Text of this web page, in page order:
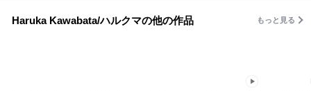
Haruka Kawabata/ハルクマの他の作品 もっと見る